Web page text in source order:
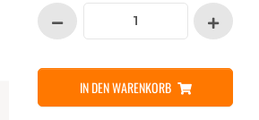
IN DEN WARENKORB